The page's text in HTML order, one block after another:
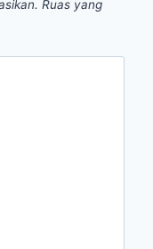
Ruas yang